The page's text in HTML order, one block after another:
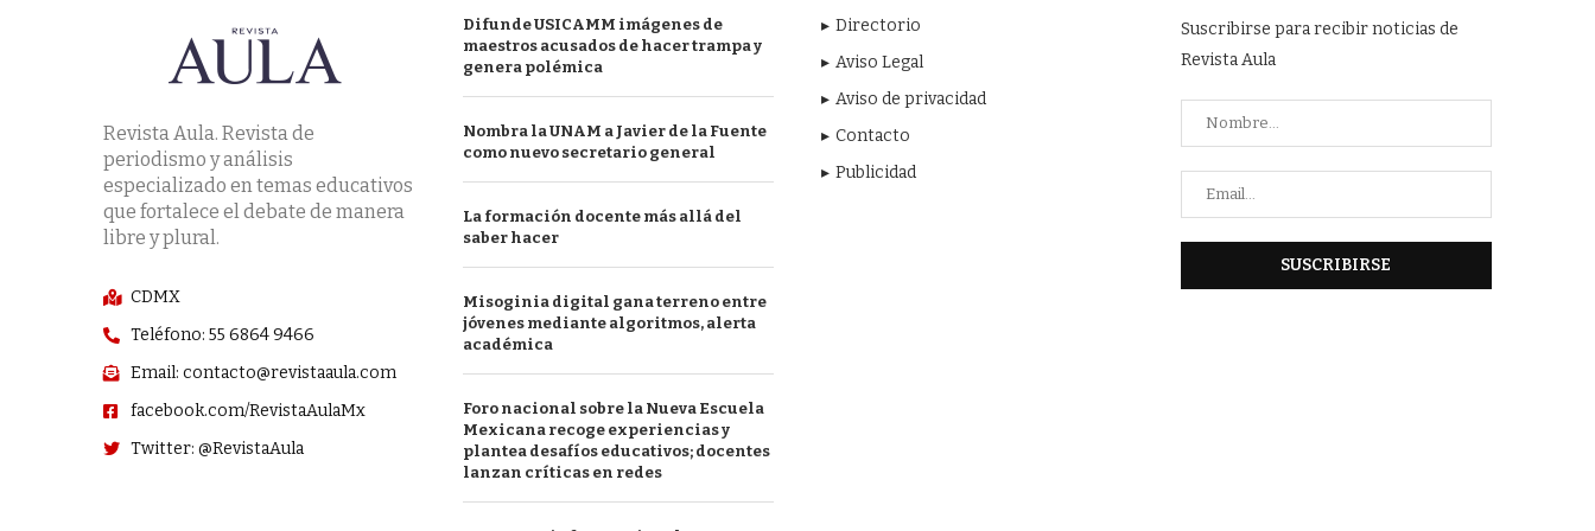
Revista Aula. Revista de
periodismo y análisis
especializado en temas educativos
que fortalece el debate de manera
libre y plural.
CDMX
Teléfono: 55 6864 9466
Email: contacto@revistaaula.com
facebook.com/RevistaAulaMx
Twitter: @RevistaAula
Difunde USICAMM imágenes de
maestros acusados de hacer trampa y
genera polémica
Nombra la UNAM a Javier de la Fuente
como nuevo secretario general
La formación docente más allá del
saber hacer
Misoginia digital gana terreno entre
jóvenes mediante algoritmos, alerta
académica
Foro nacional sobre la Nueva Escuela
Mexicana recoge experiencias y
plantea desafíos educativos; docentes
lanzan críticas en redes
Directorio
Aviso Legal
Aviso de privacidad
Contacto
Publicidad
Suscribirse para recibir noticias de
Revista Aula